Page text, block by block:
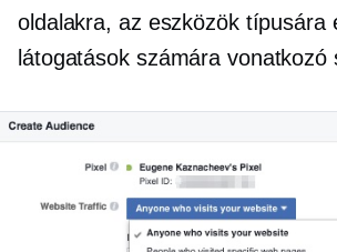
oldalakra, az eszközök típusára
látogatások számára vonatkozó